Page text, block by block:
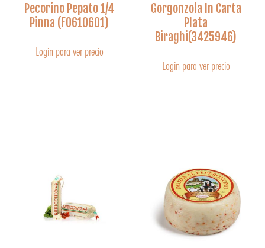
Pecorino Pepato 1/4
Pinna (F0610601)
Login para ver precio
Gorgonzola In Carta
Plata
Biraghi(3425946)
Login para ver precio